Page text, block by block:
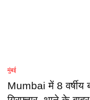
मुंबई
Mumbai में 8 वर्षीय